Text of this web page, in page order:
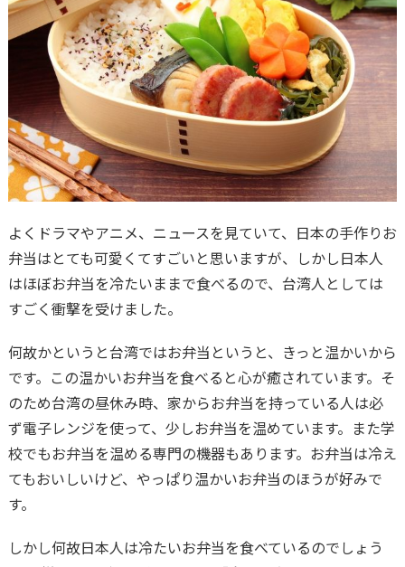
よくドラマやアニメ、ニュースを見ていて、日本の手作りお
弁当はとても可愛くてすごいと思いますが、しかし日本人
はほぼお弁当を冷たいままで食べるので、台湾人としては
すごく衝撃を受けました。
何故かというと台湾ではお弁当というと、きっと温かいから
です。この温かいお弁当を食べると心が癒されています。そ
のため台湾の昼休み時、家からお弁当を持っている人は必
ず電子レンジを使って、少しお弁当を温めています。また学
校でもお弁当を温める専門の機器もあります。お弁当は冷え
てもおいしいけど、やっぱり温かいお弁当のほうが好みで
す。
しかし何故日本人は冷たいお弁当を食べているのでしょう